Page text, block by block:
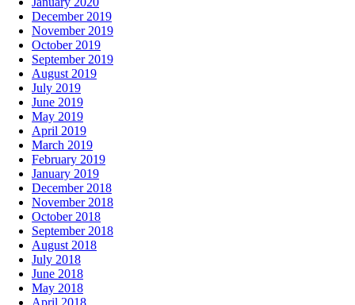
December 2019
November 2019
October 2019
September 2019
August 2019
July 2019
June 2019
May 2019
April 2019
March 2019
February 2019
January 2019
December 2018
November 2018
October 2018
September 2018
August 2018
July 2018
June 2018
May 2018
April 2018